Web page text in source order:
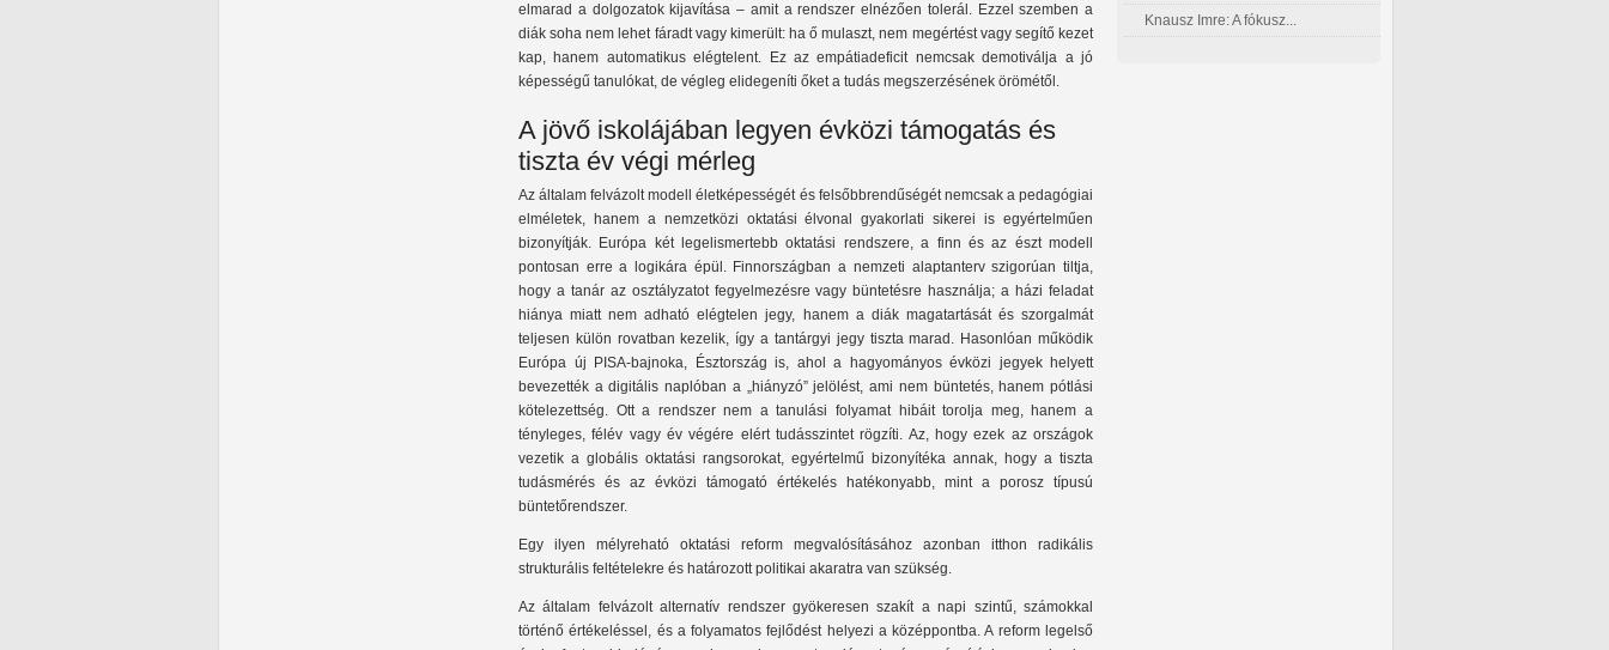
elmarad a dolgozatok kijavítása – amit a rendszer elnézően tolerál. Ezzel szemben a
diák soha nem lehet fáradt vagy kimerült: ha ő mulaszt, nem megértést vagy segítő kezet
kap, hanem automatikus elégtelent. Ez az empátiadeficit nemcsak demotiválja a jó
képességű tanulókat, de végleg elidegeníti őket a tudás megszerzésének örömétől.
A jövő iskolájában legyen évközi támogatás és
tiszta év végi mérleg
Az általam felvázolt modell életképességét és felsőbbrendűségét nemcsak a pedagógiai
elméletek, hanem a nemzetközi oktatási élvonal gyakorlati sikerei is egyértelműen
bizonyítják. Európa két legelismertebb oktatási rendszere, a finn és az észt modell
pontosan erre a logikára épül. Finnországban a nemzeti alaptanterv szigorúan tiltja,
hogy a tanár az osztályzatot fegyelmezésre vagy büntetésre használja; a házi feladat
hiánya miatt nem adható elégtelen jegy, hanem a diák magatartását és szorgalmát
teljesen külön rovatban kezelik, így a tantárgyi jegy tiszta marad. Hasonlóan működik
Európa új PISA-bajnoka, Észtország is, ahol a hagyományos évközi jegyek helyett
bevezették a digitális naplóban a „hiányzó” jelölést, ami nem büntetés, hanem pótlási
kötelezettség. Ott a rendszer nem a tanulási folyamat hibáit torolja meg, hanem a
tényleges, félév vagy év végére elért tudásszintet rögzíti. Az, hogy ezek az országok
vezetik a globális oktatási rangsorokat, egyértelmű bizonyítéka annak, hogy a tiszta
tudásmérés és az évközi támogató értékelés hatékonyabb, mint a porosz típusú
büntetőrendszer.
Egy ilyen mélyreható oktatási reform megvalósításához azonban itthon radikális
strukturális feltételekre és határozott politikai akaratra van szükség.
Az általam felvázolt alternatív rendszer gyökeresen szakít a napi szintű, számokkal
történő értékeléssel, és a folyamatos fejlődést helyezi a középpontba. A reform legelső
Knausz Imre: A fókusz...